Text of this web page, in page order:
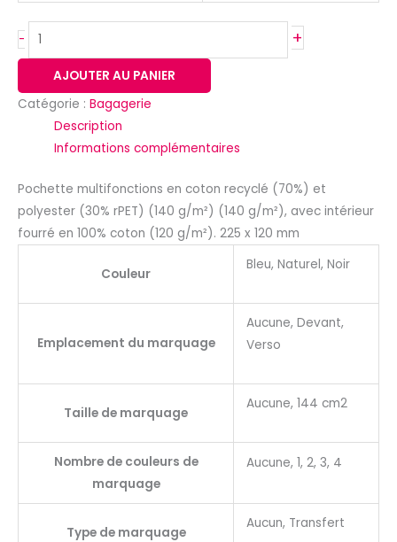
- +
AJOUTER AU PANIER
Catégorie : Bagagerie
Description
Informations complémentaires
Pochette multifonctions en coton recyclé (70%) et
polyester (30% rPET) (140 g/m²) (140 g/m²), avec intérieur
fourré en 100% coton (120 g/m²). 225 x 120 mm
Couleur
Bleu, Naturel, Noir
Emplacement du marquage
Aucune, Devant,
Verso
Taille de marquage
Aucune, 144 cm2
Nombre de couleurs de
marquage
Aucune, 1, 2, 3, 4
Type de marquage
Aucun, Transfert